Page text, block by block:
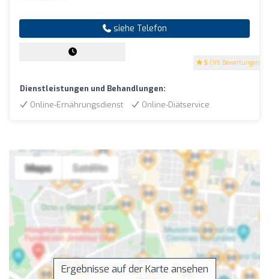
5 (99 Bewertungen)
siehe Telefon
Dienstleistungen und Behandlungen:
Online-Ernährungsdienst
Online-Diätservice
Ergebnisse auf der Karte ansehen